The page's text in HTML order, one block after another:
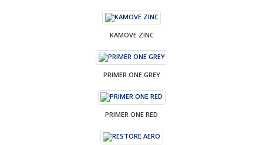
KAMOVE ZINC
PRIMER ONE GREY
PRIMER ONE RED